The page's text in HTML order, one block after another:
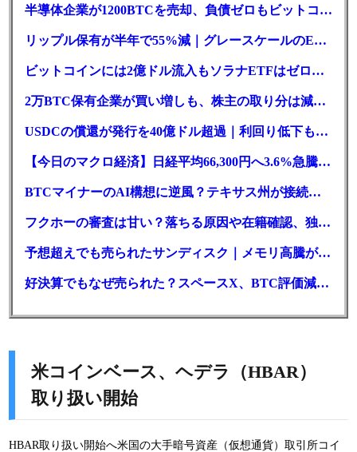
半導体企業が1200BTCを売却、負債ゼロもビットコイン戦略は後退
リップル保有が半年で55%減｜グレースケールのETF、純資産1.6億ドル減
ビットコインには2億ドル流入もソラナETFはゼロ｜5営業日連続で停止
2万BTC保有企業が買い増しも、株主の取り分は減少｜目標と逆行
USDCの償還が発行を40億ドル超過｜利回り低下も収益は増加
【今日のマクロ経済】日経平均66,300円へ3.6%急騰もAI投資回収懸念が再燃
BTCマイナーのAI構想に逆風？テキサス州が接続審査を厳格化
フクホーの審査は甘い？落ちる原因や在籍確認、独自の方式を徹底解説
予想超えでも売られたサンディスク｜メモリ高騰がDePINにも波及か
好決算でもなぜ売られた？スペースX、BTC評価減と9億株の解禁
米コインベース、ヘデラ（HBAR）
取り扱い開始
HBAR取り扱い開始へ米国の大手暗号資産（仮想通貨）取引所コイ